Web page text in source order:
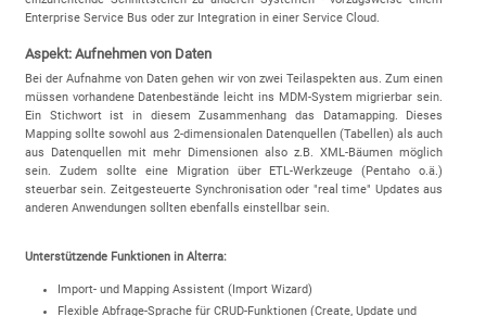
Enterprise Service Bus oder zur Integration in einer Service Cloud.
Aspekt: Aufnehmen von Daten
Bei der Aufnahme von Daten gehen wir von zwei Teilaspekten aus. Zum einen
müssen vorhandene Datenbestände leicht ins MDM-System migrierbar sein.
Ein Stichwort ist in diesem Zusammenhang das Datamapping. Dieses
Mapping sollte sowohl aus 2-dimensionalen Datenquellen (Tabellen) als auch
aus Datenquellen mit mehr Dimensionen also z.B. XML-Bäumen möglich
sein. Zudem sollte eine Migration über ETL-Werkzeuge (Pentaho o.ä.)
steuerbar sein. Zeitgesteuerte Synchronisation oder "real time" Updates aus
anderen Anwendungen sollten ebenfalls einstellbar sein.
Unterstützende Funktionen in Alterra:
Import- und Mapping Assistent (Import Wizard)
Flexible Abfrage-Sprache für CRUD-Funktionen (Create, Update und